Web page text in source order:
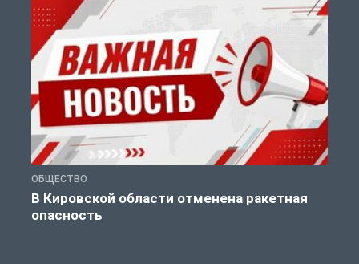
ОБЩЕСТВО
В Кировской области отменена ракетная
опасность